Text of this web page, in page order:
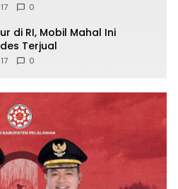
0
di RI, Mobil Mahal Ini
Terjual
0